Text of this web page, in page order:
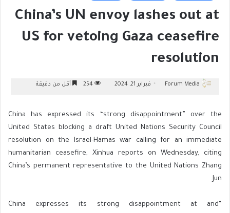
China’s UN envoy lashes out at
US for vetoing Gaza ceasefire
resolution
Forum Media فبراير 21, 2024 أقل من دقيقة
China has expressed its “strong disappointment” over the
United States blocking a draft United Nations Security Council
resolution on the Israel-Hamas war calling for an immediate
humanitarian ceasefire, Xinhua reports on Wednesday, citing
China’s permanent representative to the United Nations Zhang
Jun.
“China expresses its strong disappointment at and